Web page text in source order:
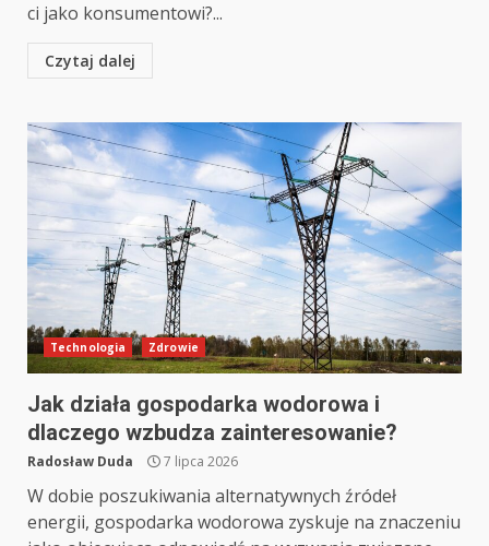
ci jako konsumentowi?...
Czytaj dalej
Technologia Zdrowie
Jak działa gospodarka wodorowa i
dlaczego wzbudza zainteresowanie?
Radosław Duda 7 lipca 2026
W dobie poszukiwania alternatywnych źródeł
energii, gospodarka wodorowa zyskuje na znaczeniu